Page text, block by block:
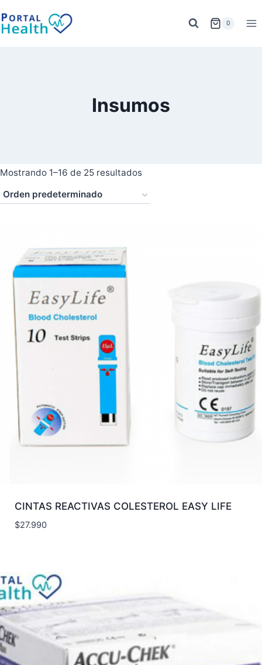
al
0
Insumos
Mostrando 1–16 de 25 resultados
CINTAS REACTIVAS COLESTEROL EASY LIFE
$27.990